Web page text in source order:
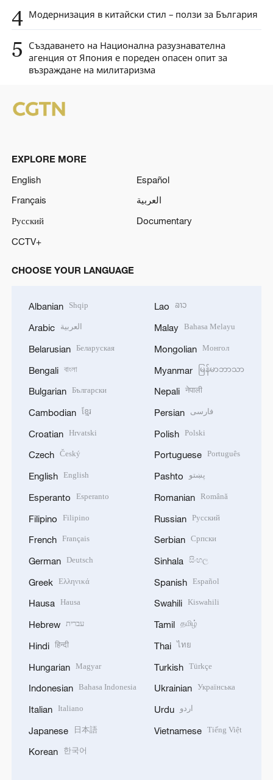
4 Модернизация в китайски стил – ползи за България
5 Създаването на Национална разузнавателна
агенция от Япония е пореден опасен опит за
възраждане на милитаризма
EXPLORE MORE
English
Español
Français
العربية
Русский
Documentary
CCTV+
CHOOSE YOUR LANGUAGE
Albanian Shqip
Arabic العربية
Belarusian Беларуская
Bengali বাংলা
Bulgarian Български
Cambodian ខ្មែរ
Croatian Hrvatski
Czech Český
English English
Esperanto Esperanto
Filipino Filipino
French Français
German Deutsch
Greek Ελληνικά
Hausa Hausa
Hebrew עברית
Hindi हिन्दी
Hungarian Magyar
Indonesian Bahasa Indonesia
Italian Italiano
Japanese 日本語
Korean 한국어
Lao ລາວ
Malay Bahasa Melayu
Mongolian Монгол
Myanmar မြန်မာဘာသာ
Nepali नेपाली
Persian فارسی
Polish Polski
Portuguese Português
Pashto پښتو
Romanian Română
Russian Русский
Serbian Српски
Sinhala සිංහල
Spanish Español
Swahili Kiswahili
Tamil தமிழ்
Thai ไทย
Turkish Türkçe
Ukrainian Українська
Urdu اردو
Vietnamese Tiếng Việt